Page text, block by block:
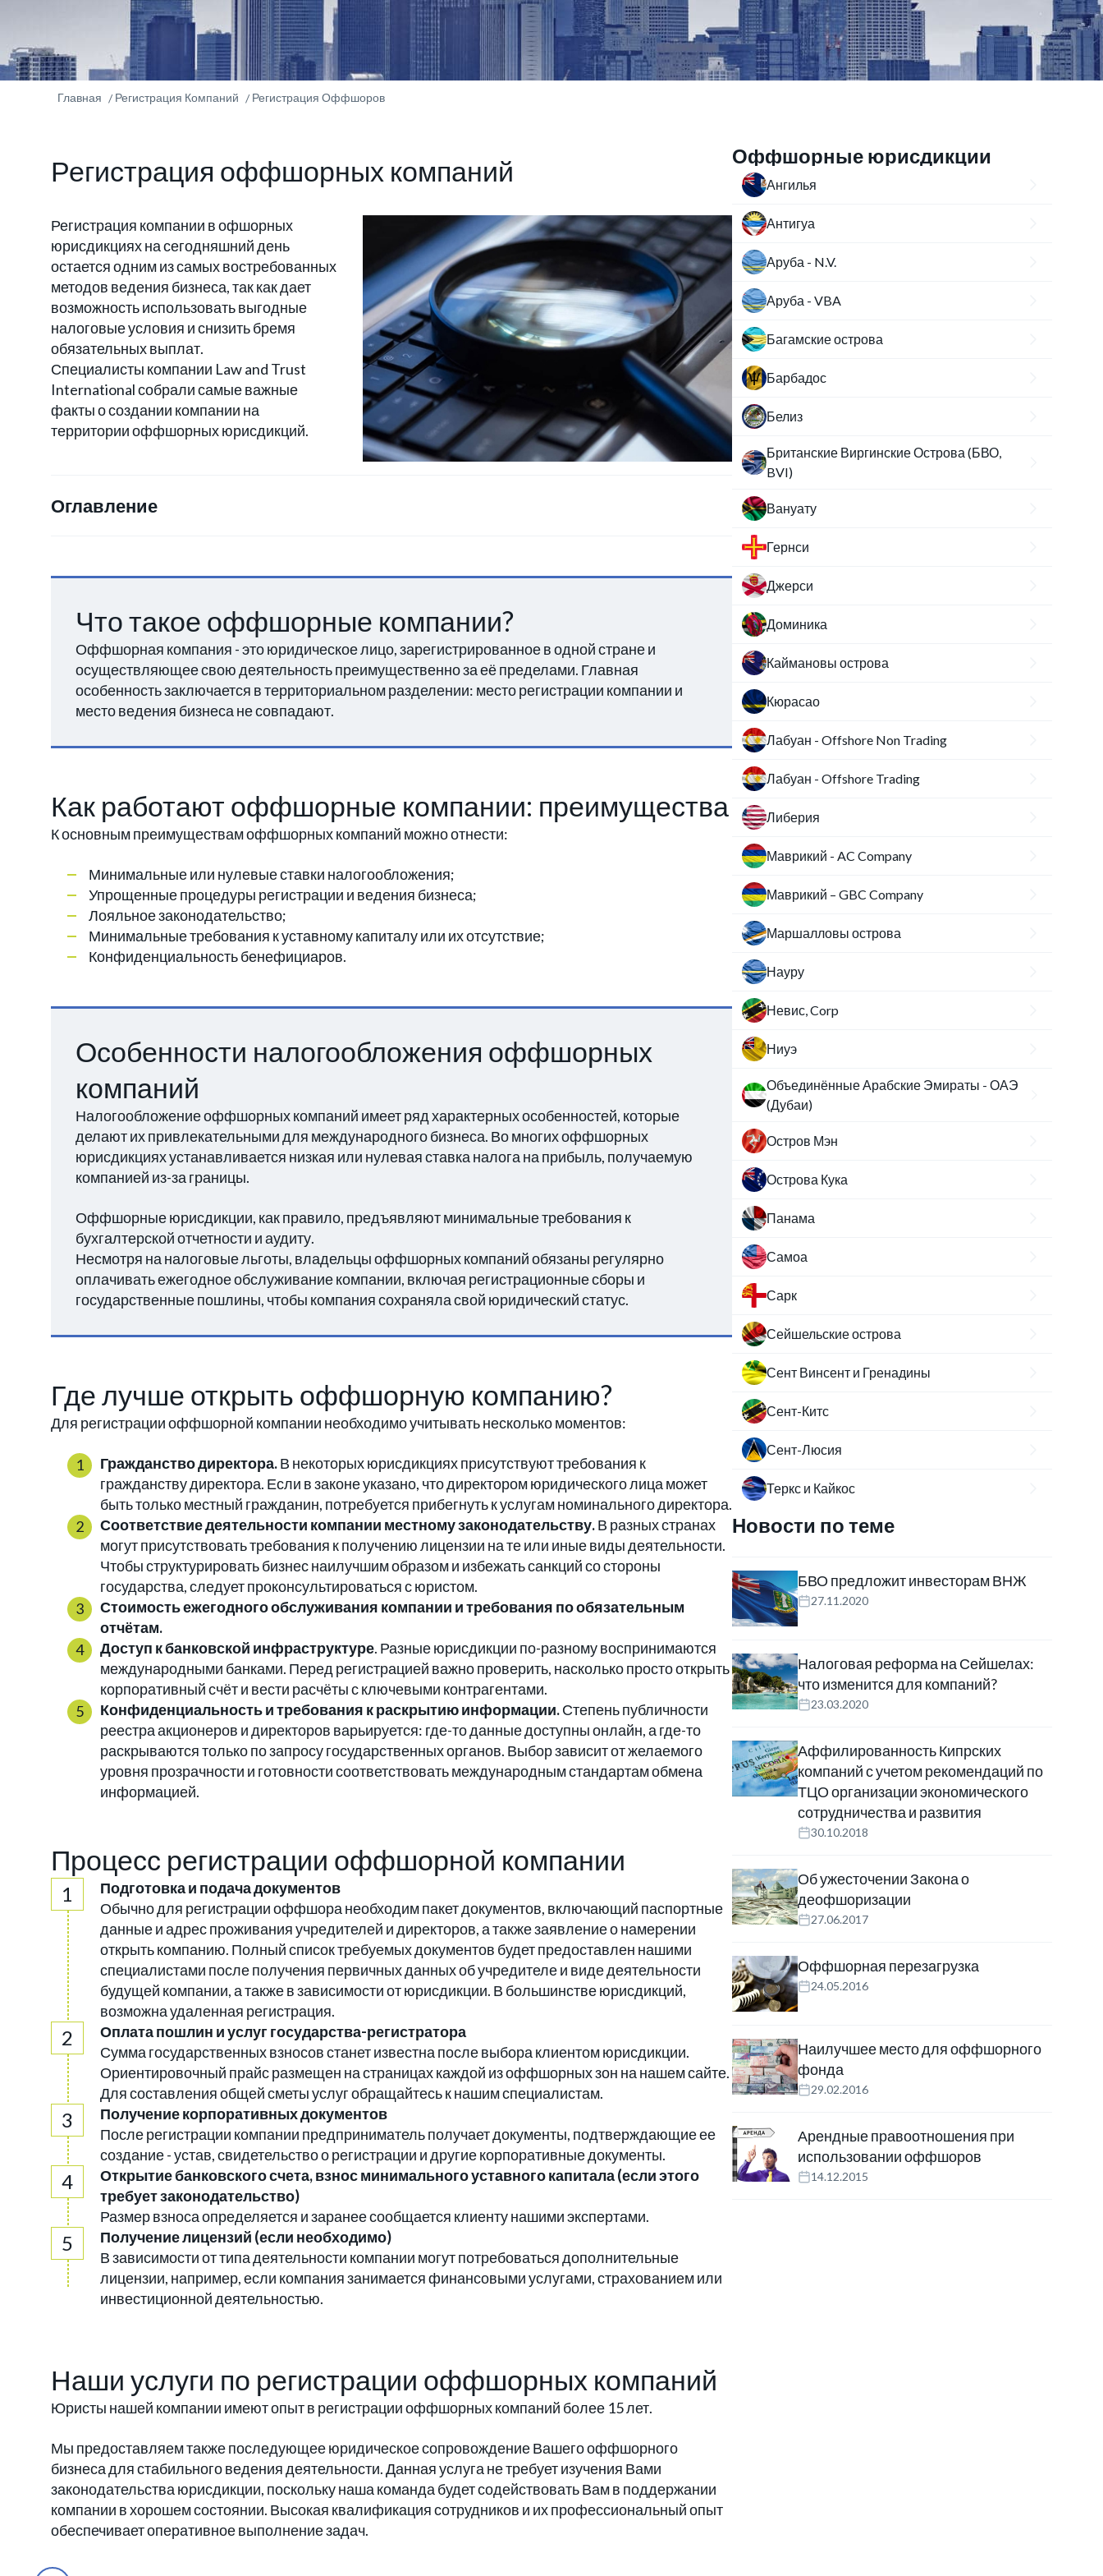
Главная Регистрация Компаний Регистрация Оффшоров
Регистрация оффшорных компаний
Регистрация компании в офшорных
юрисдикциях на сегодняшний день
остается одним из самых востребованных
методов ведения бизнеса, так как дает
возможность использовать выгодные
налоговые условия и снизить бремя
обязательных выплат.
Специалисты компании Law and Trust
International собрали самые важные
факты о создании компании на
территории оффшорных юрисдикций.
Оглавление
Что такое оффшорные компании?
Оффшорная компания - это юридическое лицо, зарегистрированное в одной стране и
осуществляющее свою деятельность преимущественно за её пределами. Главная
особенность заключается в территориальном разделении: место регистрации компании и
место ведения бизнеса не совпадают.
Как работают оффшорные компании: преимущества
К основным преимуществам оффшорных компаний можно отнести:
Минимальные или нулевые ставки налогообложения;
Упрощенные процедуры регистрации и ведения бизнеса;
Лояльное законодательство;
Минимальные требования к уставному капиталу или их отсутствие;
Конфиденциальность бенефициаров.
Особенности налогообложения оффшорных
компаний
Налогообложение оффшорных компаний имеет ряд характерных особенностей, которые
делают их привлекательными для международного бизнеса. Во многих оффшорных
юрисдикциях устанавливается низкая или нулевая ставка налога на прибыль, получаемую
компанией из-за границы.
Оффшорные юрисдикции, как правило, предъявляют минимальные требования к
бухгалтерской отчетности и аудиту.
Несмотря на налоговые льготы, владельцы оффшорных компаний обязаны регулярно
оплачивать ежегодное обслуживание компании, включая регистрационные сборы и
государственные пошлины, чтобы компания сохраняла свой юридический статус.
Где лучше открыть оффшорную компанию?
Для регистрации оффшорной компании необходимо учитывать несколько моментов:
Гражданство директора.В некоторых юрисдикциях присутствуют требования к
гражданству директора. Если в законе указано, что директором юридического лица может
быть только местный гражданин, потребуется прибегнуть к услугам номинального директора.
Соответствие деятельности компании местному законодательству.В разных странах
могут присутствовать требования к получению лицензии на те или иные виды деятельности.
Чтобы структурировать бизнес наилучшим образом и избежать санкций со стороны
государства, следует проконсультироваться с юристом.
Стоимость ежегодного обслуживания компании и требования по обязательным
отчётам.
Доступ к банковской инфраструктуре. Разные юрисдикции по-разному воспринимаются
международными банками. Перед регистрацией важно проверить, насколько просто открыть
корпоративный счёт и вести расчёты с ключевыми контрагентами.
Конфиденциальность и требования к раскрытию информации.Степень публичности
реестра акционеров и директоров варьируется: где-то данные доступны онлайн, а где-то
раскрываются только по запросу государственных органов. Выбор зависит от желаемого
уровня прозрачности и готовности соответствовать международным стандартам обмена
информацией.
Процесс регистрации оффшорной компании
Подготовка и подача документов
Обычно для регистрации оффшора необходим пакет документов, включающий паспортные
данные и адрес проживания учредителей и директоров, а также заявление о намерении
открыть компанию. Полный список требуемых документов будет предоставлен нашими
специалистами после получения первичных данных об учредителе и виде деятельности
будущей компании, а также в зависимости от юрисдикции. В большинстве юрисдикций,
возможна удаленная регистрация.
Оплата пошлин и услуг государства-регистратора
Сумма государственных взносов станет известна после выбора клиентом юрисдикции.
Ориентировочный прайс размещен на страницах каждой из оффшорных зон на нашем сайте.
Для составления общей сметы услуг обращайтесь к нашим специалистам.
Получение корпоративных документов
После регистрации компании предприниматель получает документы, подтверждающие ее
создание - устав, свидетельство о регистрации и другие корпоративные документы.
Открытие банковского счета, взнос минимального уставного капитала (если этого
требует законодательство)
Размер взноса определяется и заранее сообщается клиенту нашими экспертами.
Получение лицензий (если необходимо)
В зависимости от типа деятельности компании могут потребоваться дополнительные
лицензии, например, если компания занимается финансовыми услугами, страхованием или
инвестиционной деятельностью.
Наши услуги по регистрации оффшорных компаний
Юристы нашей компании имеют опыт в регистрации оффшорных компаний более 15 лет.
Мы предоставляем также последующее юридическое сопровождение Вашего оффшорного
бизнеса для стабильного ведения деятельности. Данная услуга не требует изучения Вами
законодательства юрисдикции, поскольку наша команда будет содействовать Вам в поддержании
компании в хорошем состоянии. Высокая квалификация сотрудников и их профессиональный опыт
обеспечивает оперативное выполнение задач.
Оффшорные юрисдикции
Ангилья
Антигуа
Аруба - N.V.
Аруба - VBA
Багамские острова
Барбадос
Белиз
Британские Виргинские Острова (БВО,
BVI)
Вануату
Гернси
Джерси
Доминика
Каймановы острова
Кюрасао
Лабуан - Offshore Non Trading
Лабуан - Offshore Trading
Либерия
Маврикий - AC Company
Маврикий – GBC Company
Маршалловы острова
Науру
Невис, Corp
Ниуэ
Объединённые Арабские Эмираты - ОАЭ
(Дубаи)
Остров Мэн
Острова Кука
Панама
Самоа
Сарк
Сейшельские острова
Сент Винсент и Гренадины
Сент-Китс
Сент-Люсия
Теркс и Кайкос
Новости по теме
БВО предложит инвесторам ВНЖ
27.11.2020
Налоговая реформа на Сейшелах:
что изменится для компаний?
23.03.2020
Аффилированность Кипрских
компаний с учетом рекомендаций по
ТЦО организации экономического
сотрудничества и развития
30.10.2018
Об ужесточении Закона о
деофшоризации
27.06.2017
Оффшорная перезагрузка
24.05.2016
Наилучшее место для оффшорного
фонда
29.02.2016
Арендные правоотношения при
использовании оффшоров
14.12.2015